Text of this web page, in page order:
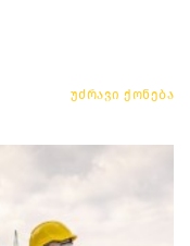
უძრავი ქონება